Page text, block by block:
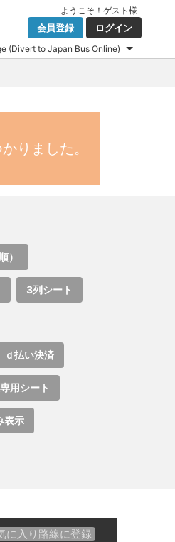
ようこそ！ ゲスト 様
会員登録 ログイン
(Divert to Japan Bus Online)
りました。
）
3列シート
ｄ払い決済
用シート
表示
に入り路線に登録